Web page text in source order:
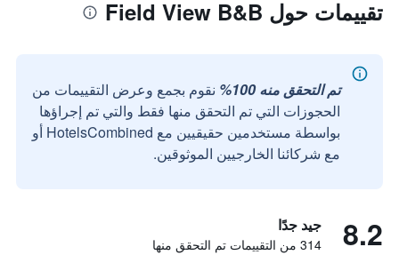
تقييمات حول Field View B&B
تم التحقق منه 100%
نقوم بجمع وعرض التقييمات من
الحجوزات التي تم التحقق منها فقط والتي تم إجراؤها
بواسطة مستخدمين حقيقيين مع HotelsCombined أو
مع شركائنا الخارجيين الموثوقين.
8.2 جيد جدًا
314 من التقييمات تم التحقق منها